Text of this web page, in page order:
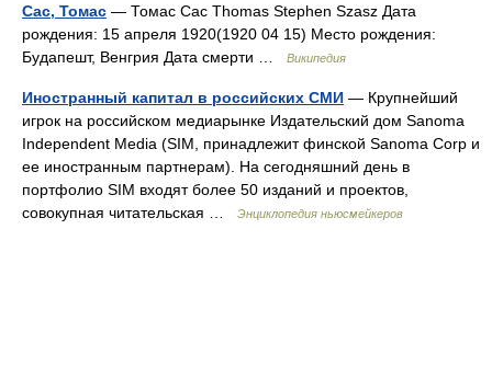
Сас, Томас — Томас Сас Thomas Stephen Szasz Дата
рождения: 15 апреля 1920(1920 04 15) Место рождения:
Будапешт, Венгрия Дата смерти …
Википедия
Иностранный капитал в российских СМИ — Крупнейший
игрок на российском медиарынке Издательский дом Sanoma
Independent Media (SIM, принадлежит финской Sanoma Corp и
ее иностранным партнерам). На сегодняшний день в
портфолио SIM входят более 50 изданий и проектов,
совокупная читательская …
Энциклопедия ньюсмейкеров